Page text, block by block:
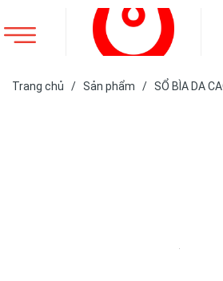
Trang chủ / Sản phẩm / SỔ BÌA DA